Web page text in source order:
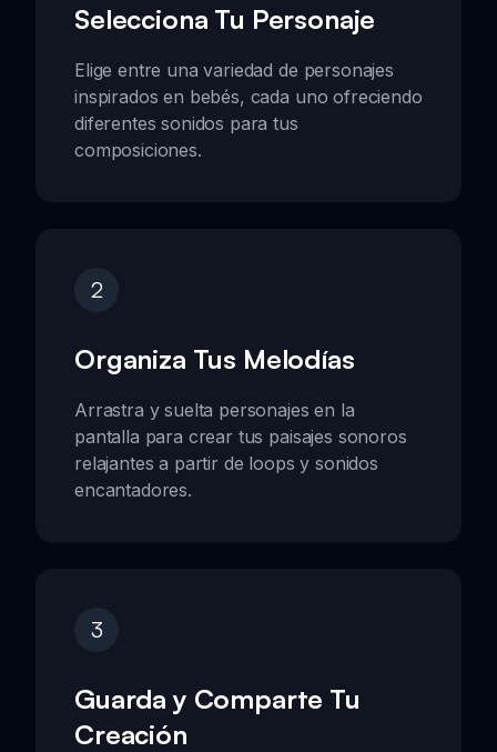
Selecciona Tu Personaje
Elige entre una variedad de personajes
inspirados en bebés, cada uno ofreciendo
diferentes sonidos para tus
composiciones.
2
Organiza Tus Melodías
Arrastra y suelta personajes en la
pantalla para crear tus paisajes sonoros
relajantes a partir de loops y sonidos
encantadores.
3
Guarda y Comparte Tu
Creación